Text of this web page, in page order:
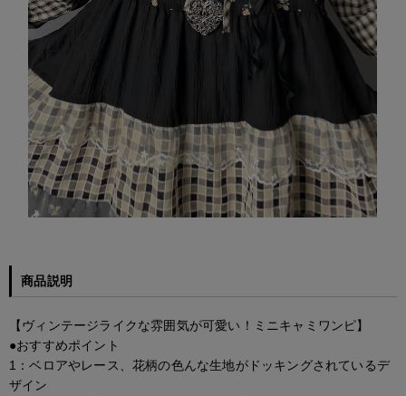
商品説明
【ヴィンテージライクな雰囲気が可愛い！ミニキャミワンピ】
●おすすめポイント
1：ベロアやレース、花柄の色んな生地がドッキングされているデ
ザイン